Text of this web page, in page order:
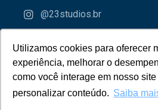
Utilizamos cookies para oferecer
experiência, melhorar o
como você interage em nosso site
personalizar conteúdo. Saiba
Utilizamos cookies para oferecer
experiência, melhorar o
como você interage em nosso site
personalizar conteúdo. Saiba
@23studios.br
Parceiros